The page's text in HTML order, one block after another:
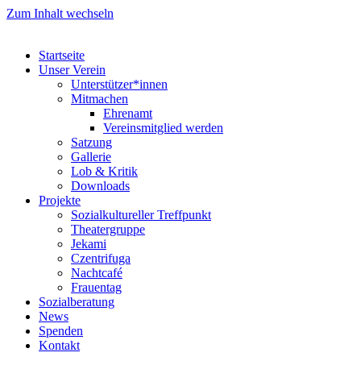
Zum Inhalt wechseln
Startseite
Unser Verein
Unterstützer*innen
Mitmachen
Ehrenamt
Vereinsmitglied werden
Satzung
Gallerie
Lob & Kritik
Downloads
Projekte
Sozialkultureller Treffpunkt
Theatergruppe
Jekami
Czentrifuga
Nachtcafé
Frauentag
Sozialberatung
News
Spenden
Kontakt